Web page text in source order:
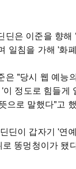
딘은 이준을 향
일침을 가해 '화
은 "당시 웹 예능
이 정도로 힘들게
으로 말했다"고
딘이 갑자기 '연
로 똥멍청이가 됐